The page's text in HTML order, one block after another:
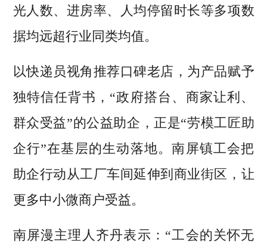
光人数、进房率、人均停留时长等多项数
据均远超行业同类均值。
以快递员视角推荐口碑老店，为产品赋予
独特信任背书，“政府搭台、商家让利、
群众受益”的公益助企，正是“劳模工匠助
企行”在基层的生动落地。南屏镇工会把
助企行动从工厂车间延伸到商业街区，让
更多中小微商户受益。
南屏漫主理人齐丹表示：“工会的关怀无